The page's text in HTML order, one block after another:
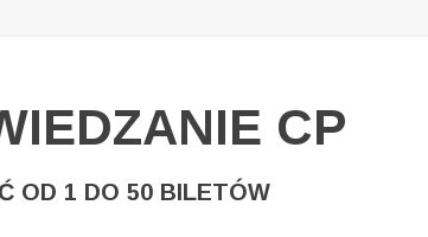
CP
OD 1 DO 50 BILETÓW